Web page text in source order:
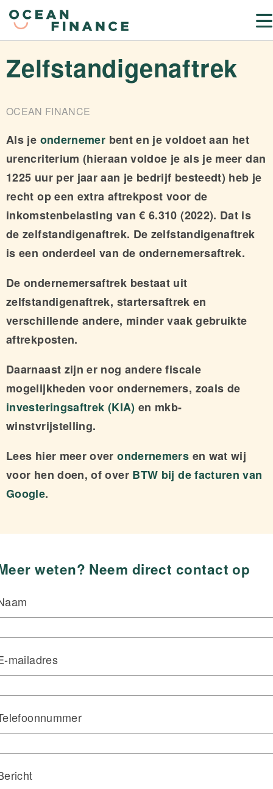
Zelfstandigenaftrek
OCEAN FINANCE
Als je ondernemer bent en je voldoet aan het
urencriterium (hieraan voldoe je als je meer dan
1225 uur per jaar aan je bedrijf besteedt) heb je
recht op een extra aftrekpost voor de
inkomstenbelasting van € 6.310 (2022). Dat is
de zelfstandigenaftrek. De zelfstandigenaftrek
is een onderdeel van de ondernemersaftrek.
De ondernemersaftrek bestaat uit
zelfstandigenaftrek, startersaftrek en
verschillende andere, minder vaak gebruikte
aftrekposten.
Daarnaast zijn er nog andere fiscale
mogelijkheden voor ondernemers, zoals de
investeringsaftrek (KIA) en mkb-
winstvrijstelling.
Lees hier meer overondernemers en wat wij
voor hen doen, of over BTW bij de facturen van
Google.
weten? Neem direct contact op
mailadres